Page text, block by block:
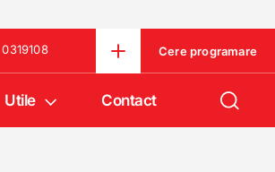
0319108 Cere programare
Utile Contact